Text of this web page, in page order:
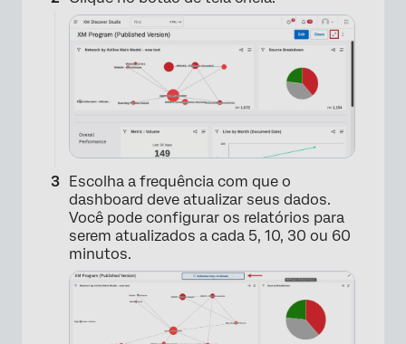
Escolha a frequência com que o
dashboard deve atualizar seus dados.
Você pode configurar os relatórios para
serem atualizados a cada 5, 10, 30 ou 60
minutos.